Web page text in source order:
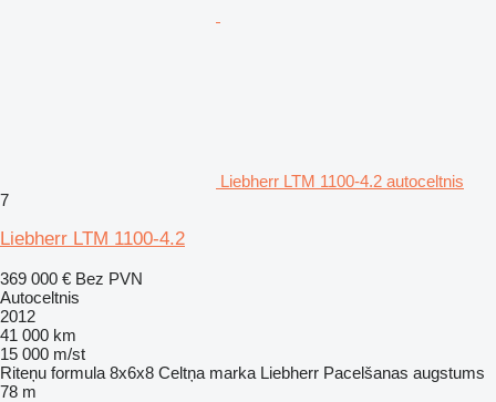
Liebherr LTM 1100-4.2 autoceltnis
7
Liebherr LTM 1100-4.2
369 000 € Bez PVN
Autoceltnis
2012
41 000 km
15 000 m/st
Riteņu formula 8x6x8 Celtņa marka Liebherr Pacelšanas augstums
78 m